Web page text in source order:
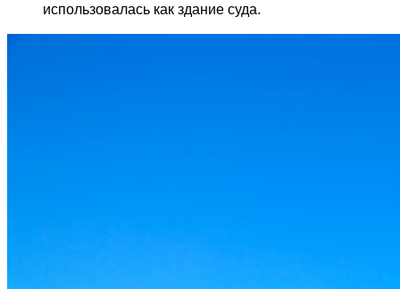
использовалась как здание суда.